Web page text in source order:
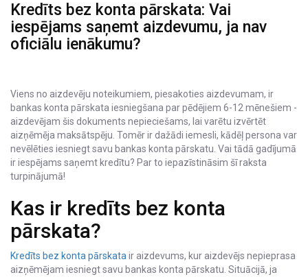
Kredīts bez konta pārskata: Vai
iespējams saņemt aizdevumu, ja nav
oficiālu ienākumu?
Viens no aizdevēju noteikumiem, piesakoties aizdevumam, ir
bankas konta pārskata iesniegšana par pēdējiem 6-12 mēnešiem -
aizdevējam šis dokuments nepieciešams, lai varētu izvērtēt
aizņēmēja maksātspēju. Tomēr ir dažādi iemesli, kādēļ persona var
nevēlēties iesniegt savu bankas konta pārskatu. Vai tādā gadījumā
ir iespējams saņemt kredītu? Par to iepazīstināsim šī raksta
turpinājumā!
Kas ir kredīts bez konta
pārskata?
Kredīts bez konta pārskatair aizdevums, kur aizdevējs nepieprasa
aizņēmējam iesniegt savu bankas konta pārskatu. Situācijā, ja